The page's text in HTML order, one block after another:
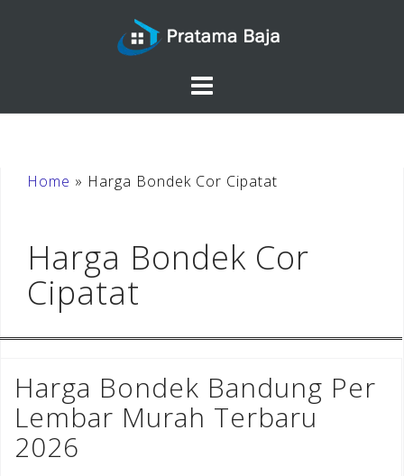
Home » Harga Bondek Cor Cipatat
Harga Bondek Cor
Cipatat
Harga Bondek Bandung Per
Lembar Murah Terbaru
2026